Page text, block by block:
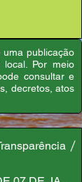
publicação
Por meio
consultar e
decretos, atos